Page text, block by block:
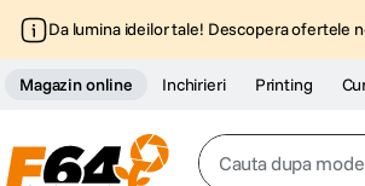
Da lumina ideilor tale! Descopera ofertele
Magazin online Inchirieri Printing
Cauta dupa model,